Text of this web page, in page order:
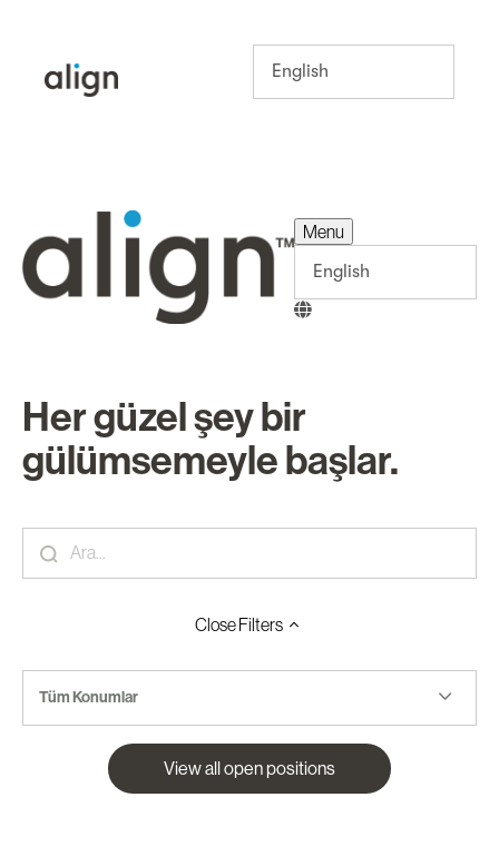
Menu
Her güzel şey bir
gülümsemeyle başlar.
CloseFilters
Tüm Konumlar
View all open positions